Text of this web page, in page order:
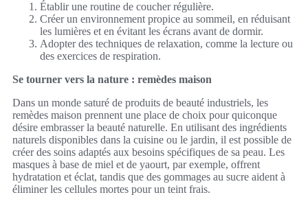
Établir une routine de coucher régulière.
Créer un environnement propice au sommeil, en réduisant
les lumières et en évitant les écrans avant de dormir.
Adopter des techniques de relaxation, comme la lecture ou
des exercices de respiration.
Se tourner vers la nature : remèdes maison
Dans un monde saturé de produits de beauté industriels, les
remèdes maison prennent une place de choix pour quiconque
désire embrasser la beauté naturelle. En utilisant des ingrédients
naturels disponibles dans la cuisine ou le jardin, il est possible de
créer des soins adaptés aux besoins spécifiques de sa peau. Les
masques à base de miel et de yaourt, par exemple, offrent
hydratation et éclat, tandis que des gommages au sucre aident à
éliminer les cellules mortes pour un teint frais.